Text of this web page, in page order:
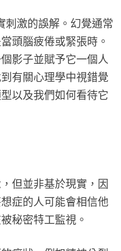
刺激的誤解。幻覺通常
頭腦疲倦或緊張時。
影子並賦予它一個人
有關心理學中視錯覺
以及我們如何看待它
但並非基於現實，因
症的人可能會相信他
秘密特工監視。